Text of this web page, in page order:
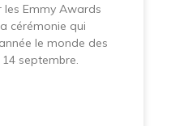
les Emmy Awards
cérémonie qui
le monde des
septembre.